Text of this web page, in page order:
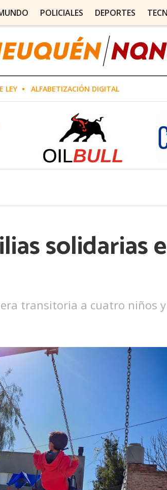
POLICIALES DEPORTES
Ver más
LEY ALFABETIZACIÓN DIGITAL
solidarias
transitoria a cuatro niños